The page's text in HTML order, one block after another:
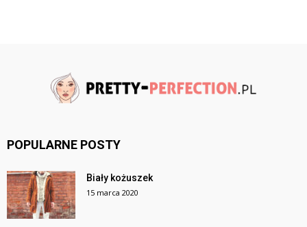
POPULARNE POSTY
Biały kożuszek
15 marca 2020